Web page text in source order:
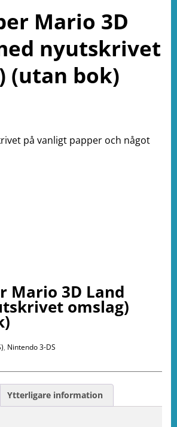
Mario 3D
nyutskrivet
(utan bok)
på vanligt papper och något
Mario 3D Land
omslag)
, Nintendo 3-DS
Ytterligare information